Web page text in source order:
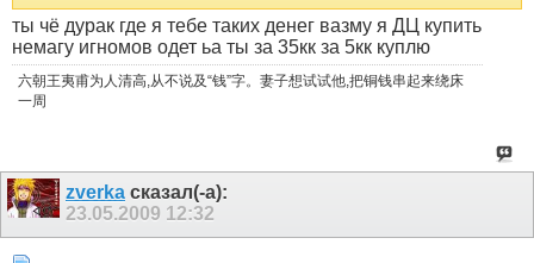
ты чё дурак где я тебе таких денег вазму я ДЦ купить
немагу игномов одет ьа ты за 35кк за 5кк куплю
六朝王夷甫为人清高,从不说及“钱”字。妻子想试试他,把铜钱串起来绕床
一周
zverka сказал(-а):
23.05.2009 12:32